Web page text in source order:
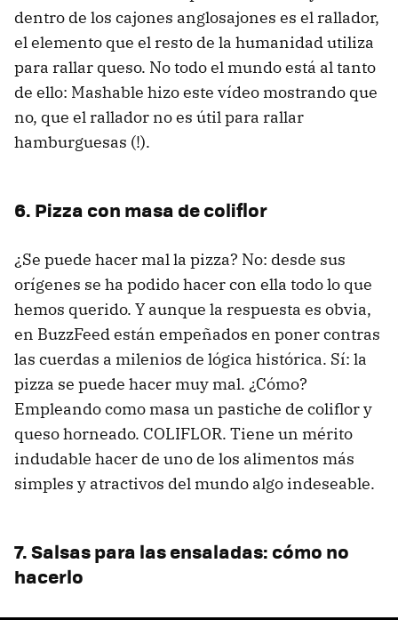
dentro de los cajones anglosajones es el rallador,
el elemento que el resto de la humanidad utiliza
para rallar queso. No todo el mundo está al tanto
de ello: Mashable hizo este vídeo mostrando que
no, que el rallador no es útil para rallar
hamburguesas (!).
6. Pizza con masa de coliflor
¿Se puede hacer mal la pizza? No: desde sus
orígenes se ha podido hacer con ella todo lo que
hemos querido. Y aunque la respuesta es obvia,
en BuzzFeed están empeñados en poner contras
las cuerdas a milenios de lógica histórica. Sí: la
pizza se puede hacer muy mal. ¿Cómo?
Empleando como masa un pastiche de coliflor y
queso horneado. COLIFLOR. Tiene un mérito
indudable hacer de uno de los alimentos más
simples y atractivos del mundo algo indeseable.
7. Salsas para las ensaladas: cómo no
hacerlo